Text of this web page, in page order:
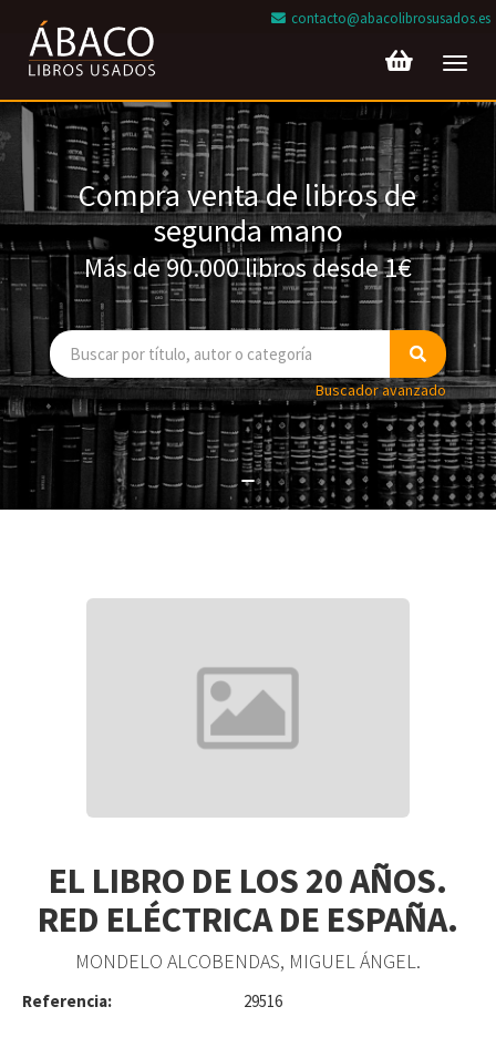
contacto@abacolibrosusados.es
Compra venta de libros de
segunda mano
Más de 90.000 libros desde 1€
Buscador avanzado
EL LIBRO DE LOS 20 AÑOS.
RED ELÉCTRICA DE ESPAÑA.
MONDELO ALCOBENDAS, MIGUEL ÁNGEL.
Referencia: 29516